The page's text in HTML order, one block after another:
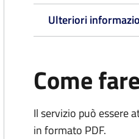
Ulteriori
Come fare
Il servizio può essere
in formato PDF.